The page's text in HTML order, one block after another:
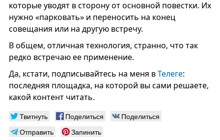
которые уводят в сторону от основной повестки. Их
нужно «парковать» и переносить на конец
совещания или на другую встречу.
В общем, отличная технология, странно, что так
редко встречаю ее применение.
Да, кстати, подписывайтесь на меня вТелеге:
последняя площадка, на которой вы сами решаете,
какой контент читать.
Твитнуть Поделиться
Поделиться
Отправить
Запинить